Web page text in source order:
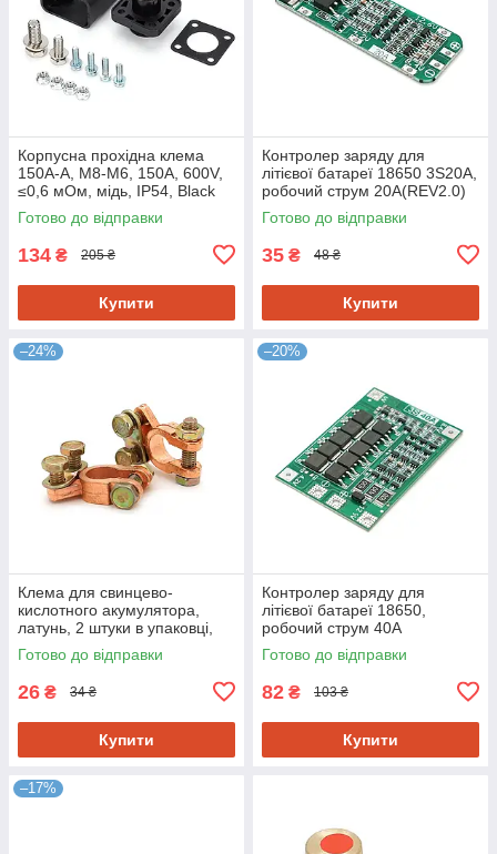
Корпусна прохідна клема
150A-A, М8-M6, 150A, 600V,
≤0,6 мОм, мідь, IP54, Black
Готово до відправки
134 ₴ 205 ₴
Купити
Контролер заряду для
літієвої батареї 18650 3S20A,
робочий струм 20A(REV2.0)
Готово до відправки
35 ₴ 48 ₴
Купити
–24%
Клема для свинцево-
кислотного акумулятора,
латунь, 2 штуки в упаковці,
ціна за 1 шт
Готово до відправки
26 ₴ 34 ₴
Купити
–20%
Контролер заряду для
літієвої батареї 18650,
робочий струм 40A
Готово до відправки
82 ₴ 103 ₴
Купити
–17%